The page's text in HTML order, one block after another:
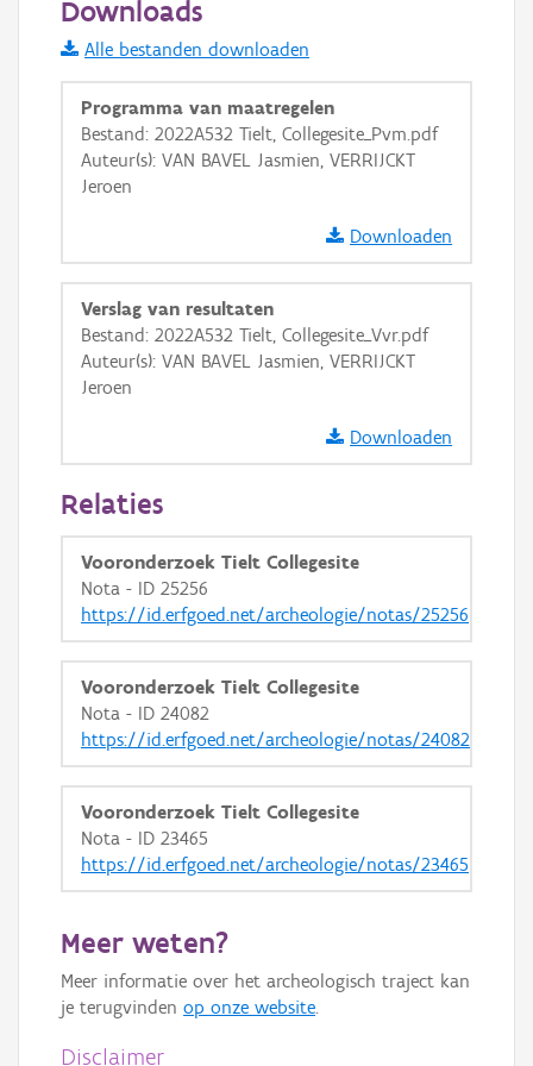
Informatie Vlaanderen
i
+ −
Basis Lagen
GRB-Basiskaart
GRB-Basiskaart in grijswaarden
Downloads
Alle bestanden downloaden
Programma van maatregelen
Bestand: 2022A532 Tielt, Collegesite_Pvm.pdf
Auteur(s): VAN BAVEL Jasmien, VERRIJCKT
Jeroen
Downloaden
Verslag van resultaten
Bestand: 2022A532 Tielt, Collegesite_Vvr.pdf
Auteur(s): VAN BAVEL Jasmien, VERRIJCKT
Jeroen
Downloaden
Relaties
Vooronderzoek Tielt Collegesite
Nota - ID 25256
https://id.erfgoed.net/archeologie/notas/25256
Vooronderzoek Tielt Collegesite
Nota - ID 24082
https://id.erfgoed.net/archeologie/notas/24082
Vooronderzoek Tielt Collegesite
Nota - ID 23465
https://id.erfgoed.net/archeologie/notas/23465
Meer weten?
Meer informatie over het archeologisch traject kan
je terugvinden op onze website.
Disclaimer